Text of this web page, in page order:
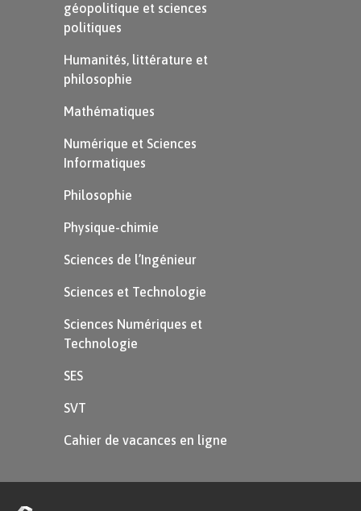
géopolitique et sciences
politiques
Humanités, littérature et
philosophie
Mathématiques
Numérique et Sciences
Informatiques
Philosophie
Physique-chimie
Sciences de l’Ingénieur
Sciences et Technologie
Sciences Numériques et
Technologie
SES
SVT
Cahier de vacances en ligne